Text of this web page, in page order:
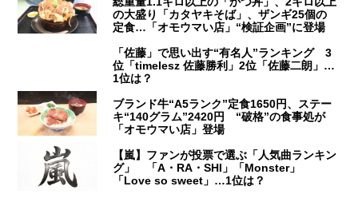
の大盛り「カタヤキそば」、ザンギ25個の
定食…「オモウマい店」“検証企画”に登場
「佐藤」で思い出す“有名人”ランキング 3
位「timelesz 佐藤勝利」2位「佐藤二朗」…
1位は？
ブランド牛“A5ランク”定食1650円、ステー
キ“140グラム”2420円 “破格”の食事処が
「オモウマい店」登場
【嵐】ファンが投票で選ぶ「人気曲ランキン
グ」 「A・RA・SHI」「Monster」
「Love so sweet」…1位は？